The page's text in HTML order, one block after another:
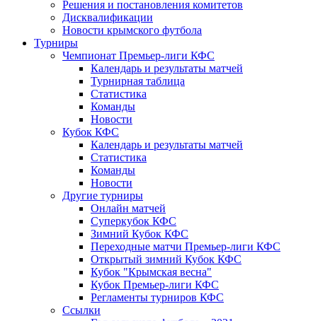
Решения и постановления комитетов
Дисквалификации
Новости крымского футбола
Турниры
Чемпионат Премьер-лиги КФС
Календарь и результаты матчей
Турнирная таблица
Статистика
Команды
Новости
Кубок КФС
Календарь и результаты матчей
Статистика
Команды
Новости
Другие турниры
Онлайн матчей
Суперкубок КФС
Зимний Кубок КФС
Переходные матчи Премьер-лиги КФС
Открытый зимний Кубок КФС
Кубок "Крымская весна"
Кубок Премьер-лиги КФС
Регламенты турниров КФС
Ссылки